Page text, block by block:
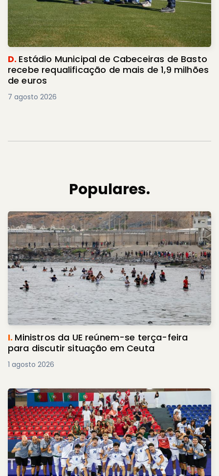
D. Estádio Municipal de Cabeceiras de Basto
recebe requalificação de mais de 1,9 milhões
de euros
7 agosto 2026
Populares.
I. Ministros da UE reúnem-se terça-feira
para discutir situação em Ceuta
1 agosto 2026